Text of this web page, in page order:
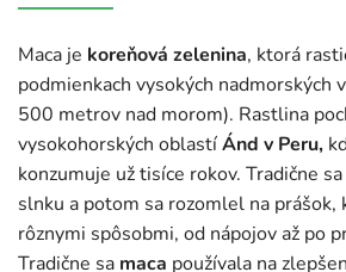
Maca je koreňová zelenina, ktorá
podmienkach vysokých nadmorských
500 metrov nad morom). Rastlina
vysokohorských oblastíÁnd v Peru,
konzumuje už tisíce rokov. Tradične
slnku a potom sa rozomlel na prášok,
rôznymi spôsobmi, od nápojov až po
Tradične sa maca používala na